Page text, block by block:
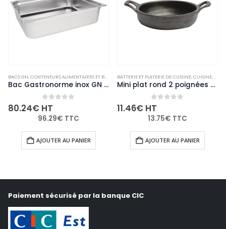
ET CASSEROLES,NON-PALETTISABLE
BACS GN,CONTENEURS ALIMENTAIRES ET BACS GASTRONORME ,CUISINE,NON-PALETTISABLE
Bac Gastronorme inox GN 2/1 150mm Vogue
0out of 5
80.24€ HT
96.29€ TTC
AJOUTER AU PANIER
BATTERIE ET PLATERIE DE CUISINE,CUISINE,
Mini plat rond 2 poignées Comas 120 mm
0out of 5
11.46€ HT
13.75€ TTC
AJOUTER AU PANIER
Paiement sécurisé par la banque CIC